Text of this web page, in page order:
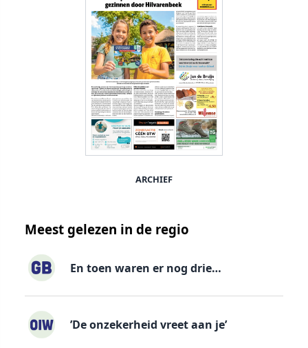
ARCHIEF
Meest gelezen in de regio
En toen waren er nog drie…
’De onzekerheid vreet aan je’